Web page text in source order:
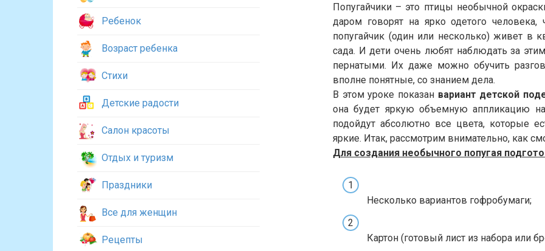
Попугайчики – это птицы необычной
даром говорят на ярко одетого
попугайчик (один или несколько) живет в
сада. И дети очень любят наблюдать за
пернатыми. Их даже можно обучить
вполне понятные, со знанием дела.
В этом уроке показан вариант детской
она будет яркую объемную аппликацию
подойдут абсолютно все цвета, которые
яркие. Итак, рассмотрим внимательно, как
Для создания необычного попугая
Несколько вариантов гофробумаги;
Картон (готовый лист из набора или
Ребенок
Возраст ребенка
Стихи
Детские радости
Салон красоты
Отдых и туризм
Праздники
Все для женщин
Рецепты